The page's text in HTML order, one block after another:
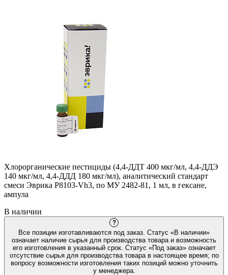
Хлорорганические пестициды (4,4-ДДТ 400 мкг/мл, 4,4-ДДЭ
140 мкг/мл, 4,4-ДДД 180 мкг/мл), аналитический стандарт
смеси Эврика P8103-Vh3, по МУ 2482-81, 1 мл, в гексане,
ампула
В наличии
?
Все позиции изготавливаются под заказ. Статус «В наличии»
означает наличие сырья для производства товара и возможность
его изготовления в указанный срок. Статус «Под заказ» означает
отсутствие сырья для производства товара в настоящее время; по
вопросу возможности изготовления таких позиций можно уточнить
у менеджера.